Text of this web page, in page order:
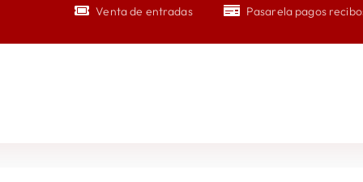
Venta de entradas Pasarela pagos